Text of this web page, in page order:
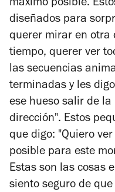
máximo posible.
diseñados para
querer mirar en otra
tiempo, querer ver
las secuencias
terminadas y les
ese hueso salir de
dirección". Estos
que digo: "Quiero
posible para este
Estas son las cosas
siento seguro de